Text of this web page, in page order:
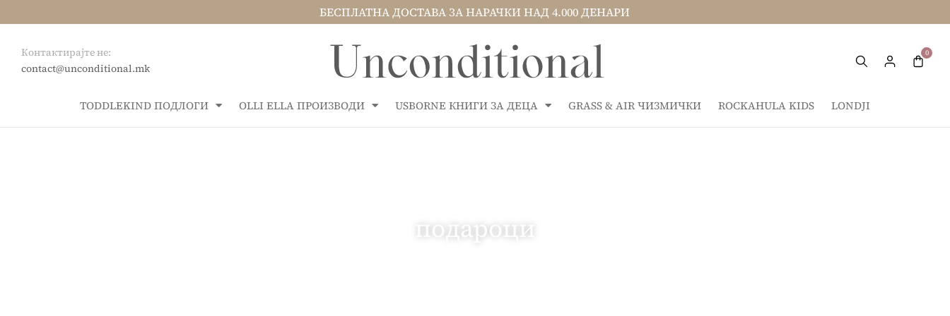
БЕСПЛАТНА ДОСТАВА ЗА НАРАЧКИ НАД 4.000 ДЕНАРИ
Контактирајте не:
contact@unconditional.mk
ТОDDLEKIND ПОДЛОГИ OLLI ELLA ПРОИЗВОДИ USBORNE КНИГИ ЗА ДЕЦА GRASS & AIR ЧИЗМИЧКИ ROCKAHULA KIDS LONDJI
подароци